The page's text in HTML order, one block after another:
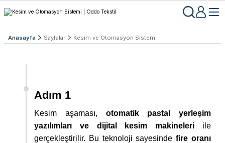
Anasayfa Sayfalar Kesim ve Otomasyon Sistemi
Adım 1
Kesim aşaması, otomatik pastal yerleşim
yazılımları ve dijital kesim makineleri ile
gerçekleştirilir. Bu teknoloji sayesindefire oranı